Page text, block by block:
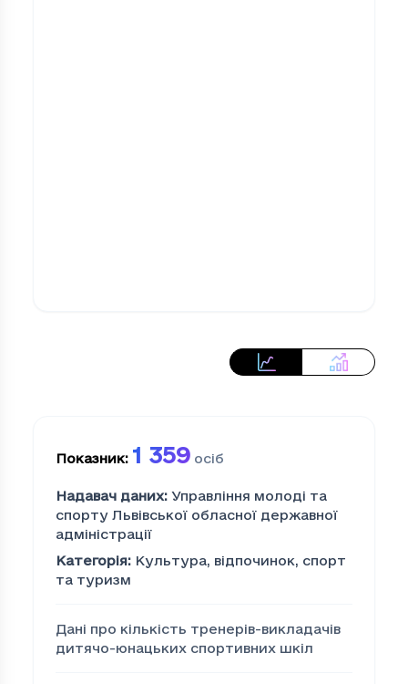
Показник: 1 359 осіб
Надавач даних: Управління молоді та
спорту Львівської обласної державної
адміністрації
Категорія: Культура, відпочинок, спорт
та туризм
Дані про кількість тренерів-викладачів
дитячо-юнацьких спортивних шкіл